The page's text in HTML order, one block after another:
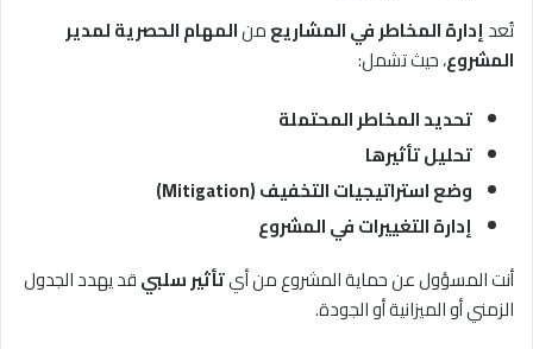
تُعدإدارة المخاطر في المشاريعمنالمهام الحصرية لمدير
المشروع، حيث تشمل:
تحديد المخاطر المحتملة
تحليل تأثيرها
وضع استراتيجيات التخفيف (Mitigation)
إدارة التغييرات في المشروع
أنت المسؤول عن حماية المشروع من أيتأثير سلبيقد يهدد الجدول
الزمني أو الميزانية أو الجودة.